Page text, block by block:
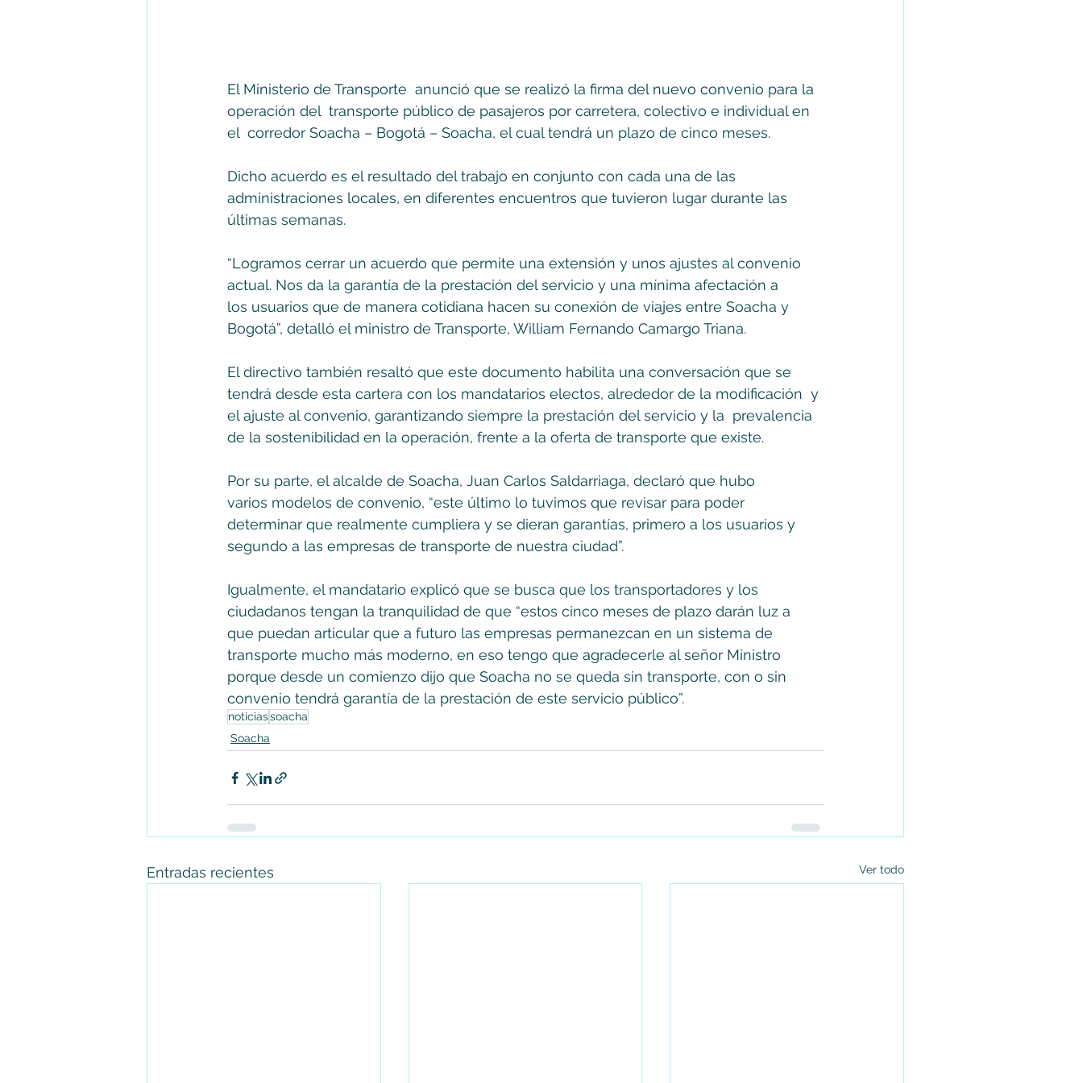
El Ministerio de Transporte  anunció que se realizó la firma del nuevo convenio para la
operación del  transporte público de pasajeros por carretera, colectivo e individual en
el  corredor Soacha – Bogotá – Soacha, el cual tendrá un plazo de cinco meses.
Dicho acuerdo es el resultado del trabajo en conjunto con cada una de las
administraciones locales, en diferentes encuentros que tuvieron lugar durante las
últimas semanas.
“Logramos cerrar un acuerdo que permite una extensión y unos ajustes al convenio
actual. Nos da la garantía de la prestación del servicio y una mínima afectación a
los usuarios que de manera cotidiana hacen su conexión de viajes entre Soacha y
Bogotá”, detalló el ministro de Transporte, William Fernando Camargo Triana.
El directivo también resaltó que este documento habilita una conversación que se
tendrá desde esta cartera con los mandatarios electos, alrededor de la modificación  y
el ajuste al convenio, garantizando siempre la prestación del servicio y la  prevalencia
de la sostenibilidad en la operación, frente a la oferta de transporte que existe.
Por su parte, el alcalde de Soacha, Juan Carlos Saldarriaga, declaró que hubo
varios modelos de convenio, “este último lo tuvimos que revisar para poder
determinar que realmente cumpliera y se dieran garantías, primero a los usuarios y
segundo a las empresas de transporte de nuestra ciudad”.
Igualmente, el mandatario explicó que se busca que los transportadores y los
ciudadanos tengan la tranquilidad de que “estos cinco meses de plazo darán luz a
que puedan articular que a futuro las empresas permanezcan en un sistema de
transporte mucho más moderno, en eso tengo que agradecerle al señor Ministro
porque desde un comienzo dijo que Soacha no se queda sin transporte, con o sin
convenio tendrá garantía de la prestación de este servicio público”.
noticiassoacha
Soacha
Entradas recientes Ver todo